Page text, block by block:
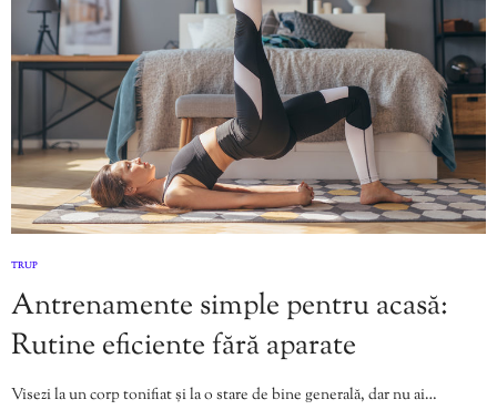
TRUP
Antrenamente simple pentru acasă:
Rutine eficiente fără aparate
Visezi la un corp tonifiat și la o stare de bine generală, dar nu ai…